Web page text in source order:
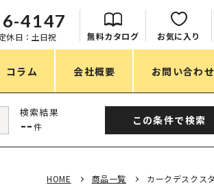
4147
休日：土日祝 無料カタログ お気に入り
コラム 会社概要 お問い合わせ
検索結果
-- 件 この条件で検索
HOME 商品一覧 カークデスクス